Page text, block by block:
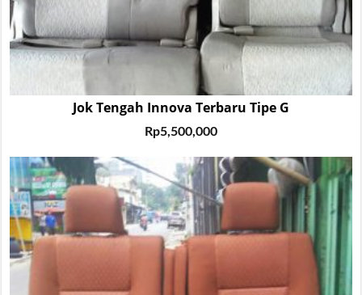
Jok Tengah Innova Terbaru Tipe G
Rp5,500,000